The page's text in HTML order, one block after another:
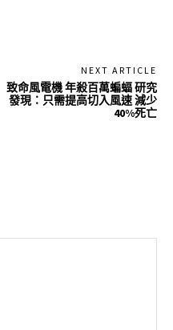
NEXT ARTICLE
致命風電機 年殺百萬蝙蝠 研究
發現：只需提高切入風速 減少
40%死亡